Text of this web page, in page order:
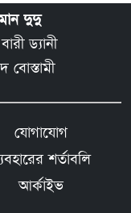
দুদু
ড্যানী
বোস্তামী
যোগাযোগ
শর্তাবলি
আর্কাইভ